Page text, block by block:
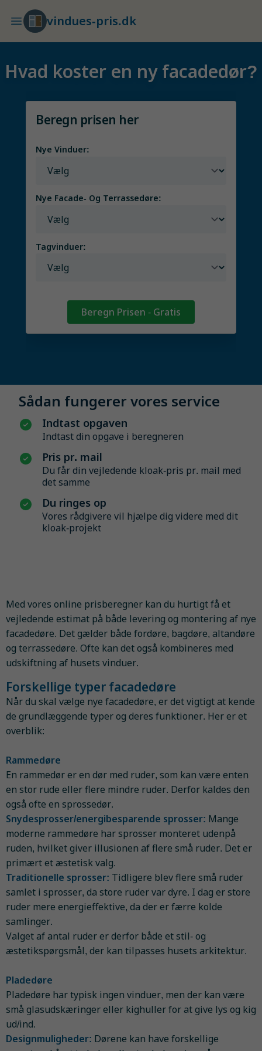
vindues-pris.dk
Hvad koster en ny facadedør?
Sådan fungerer vores service
Indtast opgaven
Indtast din opgave i beregneren
Pris pr. mail
Du får din vejledende kloak-pris pr. mail med
det samme
Du ringes op
Vores rådgivere vil hjælpe dig videre med dit
kloak-projekt
Beregn prisen her
Nye Vinduer:
Nye Facade- Og Terrassedøre:
Tagvinduer:
Beregn Prisen - Gratis
Med vores online prisberegner kan du hurtigt få et
vejledende estimat på både levering og montering af nye
facadedøre. Det gælder både fordøre, bagdøre, altandøre
og terrassedøre. Ofte kan det også kombineres med
udskiftning af husets vinduer.
Forskellige typer facadedøre
Når du skal vælge nye facadedøre, er det vigtigt at kende
de grundlæggende typer og deres funktioner. Her er et
overblik:
Rammedøre
En rammedør er en dør med ruder, som kan være enten
en stor rude eller flere mindre ruder. Derfor kaldes den
også ofte en sprossedør.
Snydesprosser/energibesparende sprosser: Mange
moderne rammedøre har sprosser monteret udenpå
ruden, hvilket giver illusionen af flere små ruder. Det er
primært et æstetisk valg.
Traditionelle sprosser: Tidligere blev flere små ruder
samlet i sprosser, da store ruder var dyre. I dag er store
ruder mere energieffektive, da der er færre kolde
samlinger.
Valget af antal ruder er derfor både et stil- og
æstetikspørgsmål, der kan tilpasses husets arkitektur.
Pladedøre
Pladedøre har typisk ingen vinduer, men der kan være
små glasudskæringer eller kighuller for at give lys og kig
ud/ind.
Designmuligheder: Dørene kan have forskellige